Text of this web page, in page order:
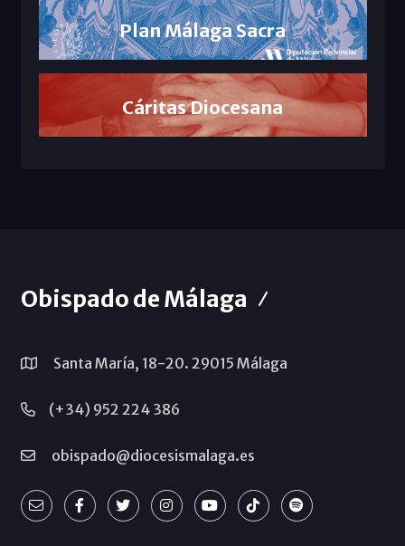
Plan Málaga Sacra
Cáritas Diocesana
Obispado de Málaga
Santa María, 18-20. 29015 Málaga
(+34) 952 224 386
obispado@diocesismalaga.es